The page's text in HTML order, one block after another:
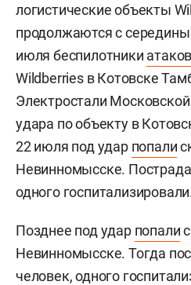
логистические объекты
продолжаются с
июля беспилотники
Wildberries в Котовске
Электростали Московской
удара по объекту в
22 июля под удар попали
Невинномысске.
одного
Позднее под удар попали
Невинномысске. Тогда
человек, одного